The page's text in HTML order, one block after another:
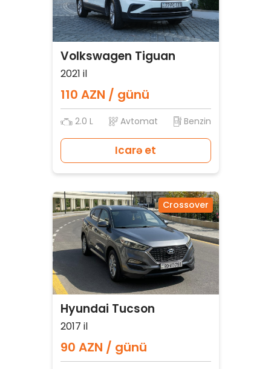
Volkswagen Tiguan
2021 il
110 AZN / günü
2.0 L Avtomat Benzin
Icarə et
Crossover
Hyundai Tucson
2017 il
90 AZN / günü